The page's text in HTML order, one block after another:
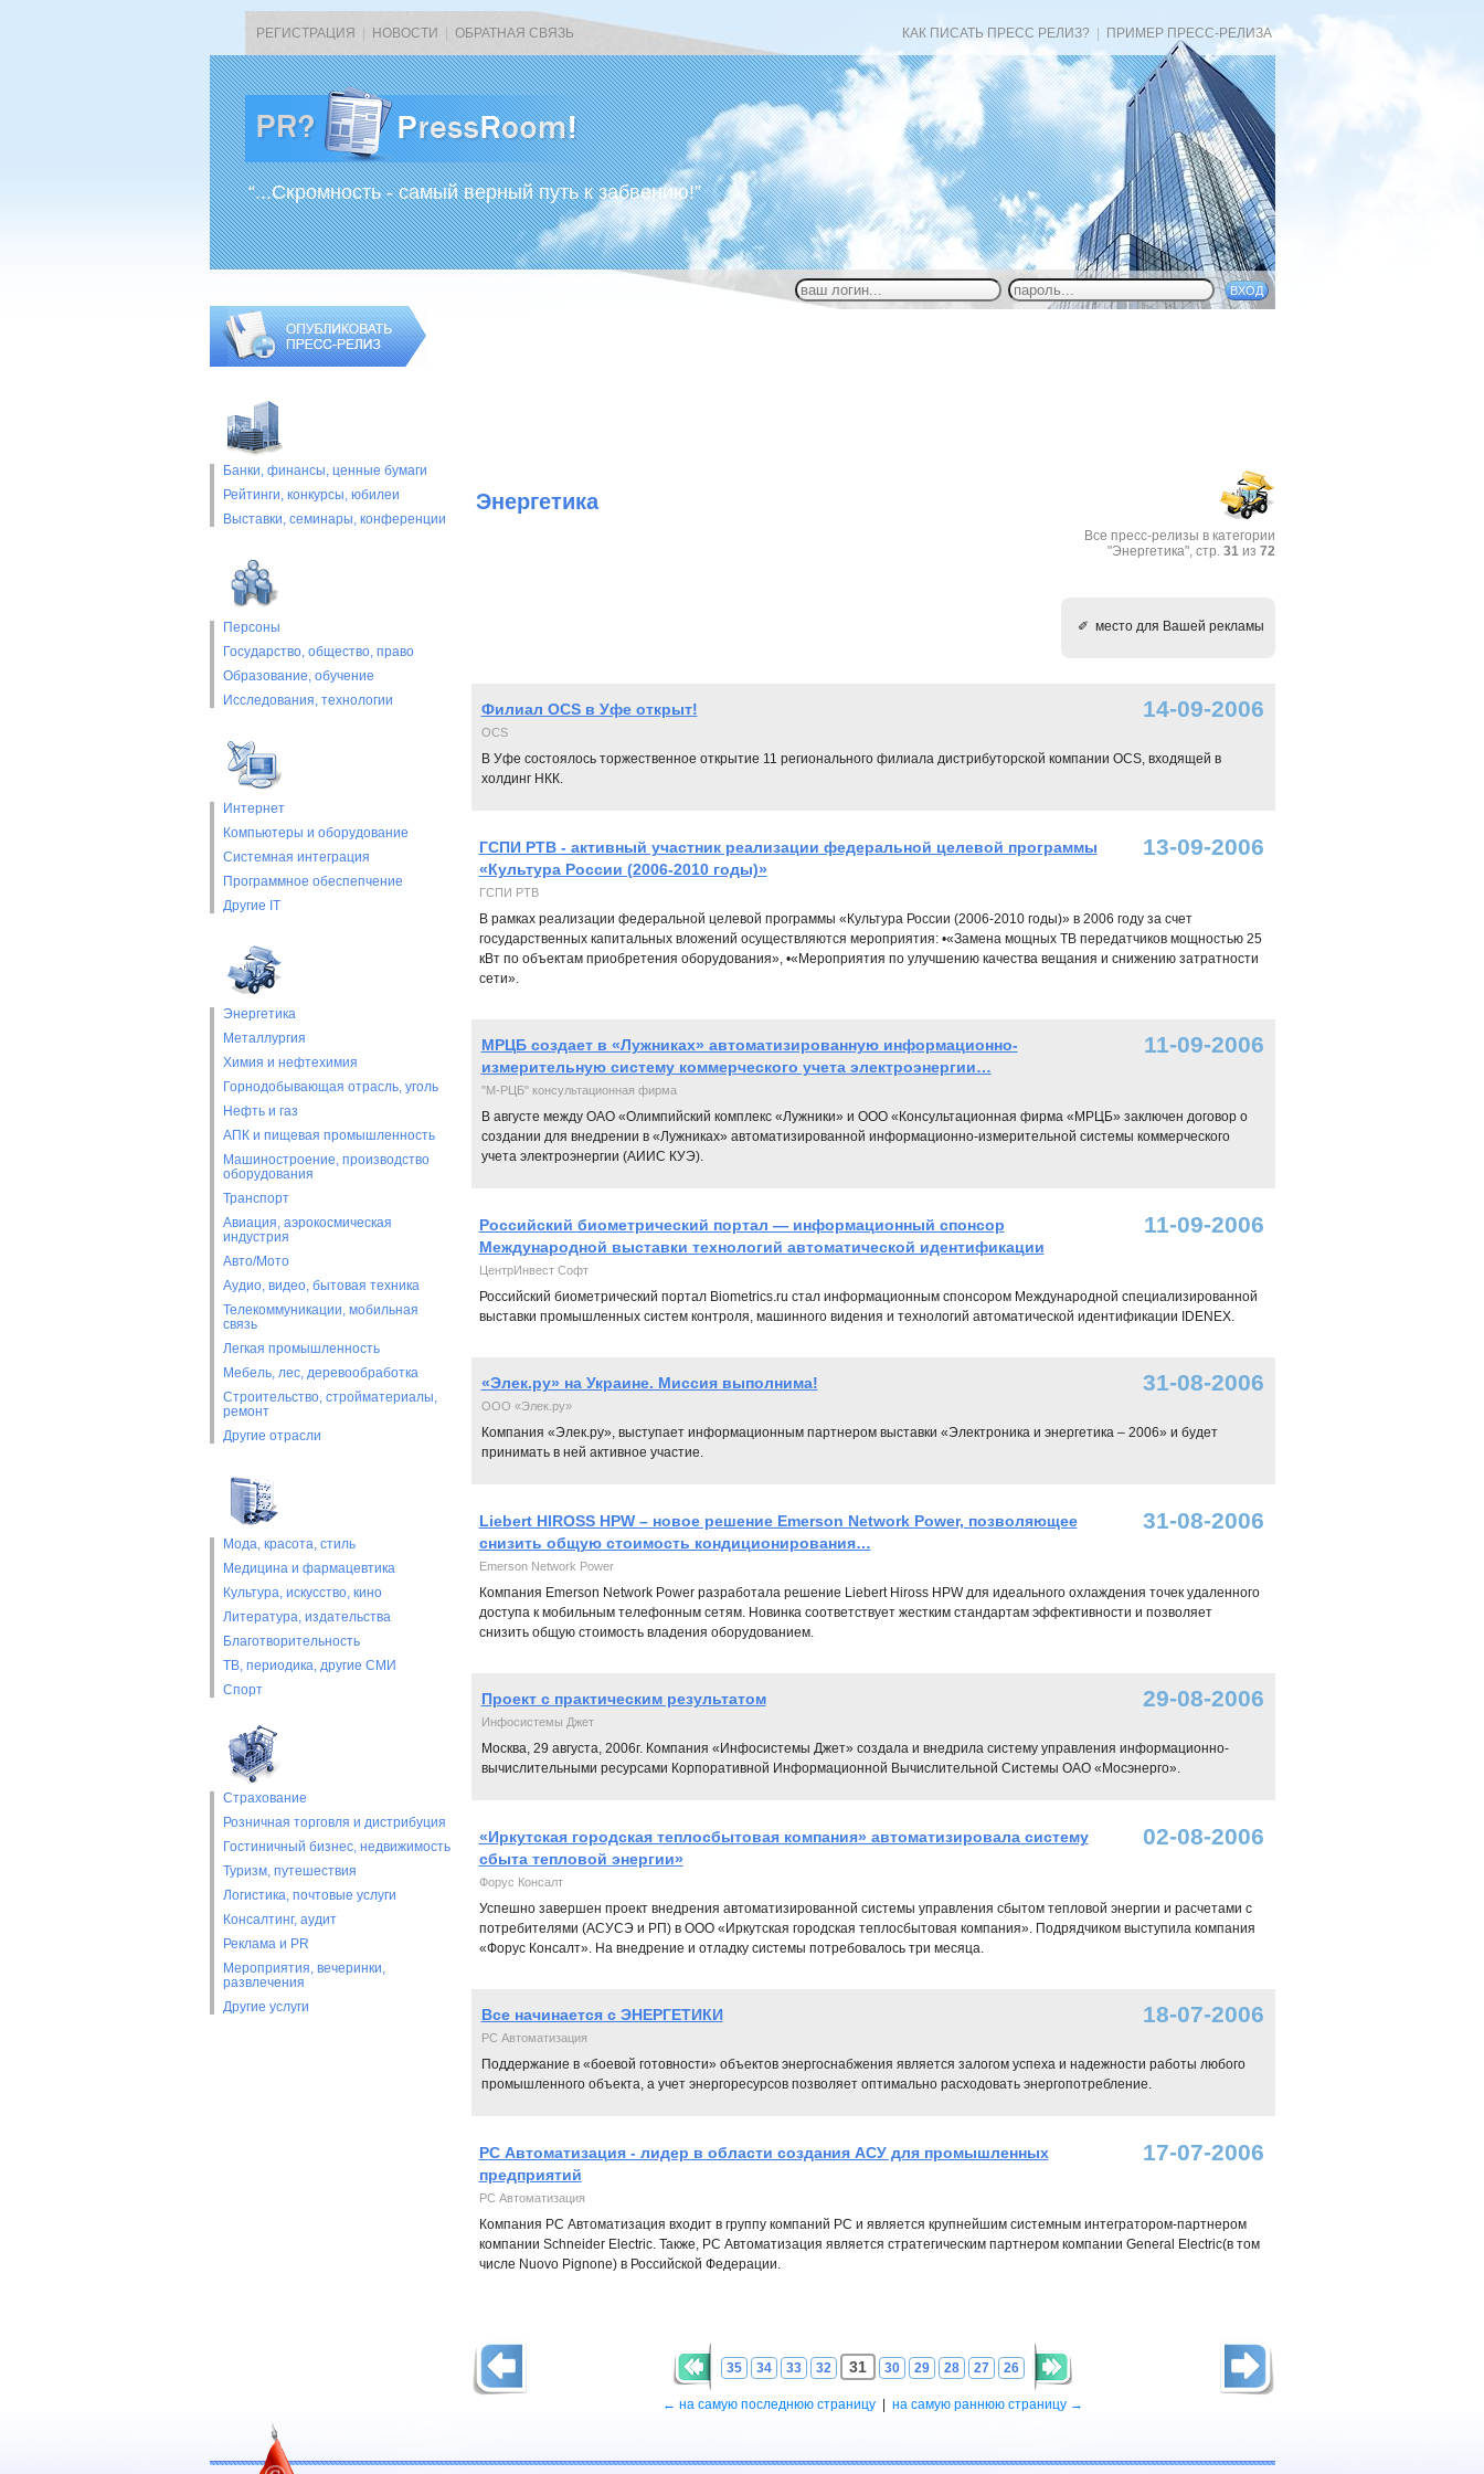
РЕГИСТРАЦИЯ НОВОСТИ ОБРАТНАЯ СВЯЗЬ КАК ПИСАТЬ ПРЕСС РЕЛИЗ? ПРИМЕР ПРЕСС-РЕЛИЗА
“...Скромность - самый верный путь к забвению!”
Банки, финансы, ценные бумаги
Рейтинги, конкурсы, юбилеи
Выставки, cеминары, конференции
Персоны
Государство, общество, право
Образование, обучение
Исследования, технологии
Интернет
Компьютеры и оборудование
Системная интеграция
Программное обеспепчение
Другие IT
Энергетика
Металлургия
Химия и нефтехимия
Горнодобывающая отрасль, уголь
Нефть и газ
АПК и пищевая промышленность
Машиностроение, производство
оборудования
Транспорт
Авиация, аэрокосмическая
индустрия
Авто/Мото
Аудио, видео, бытовая техника
Телекоммуникации, мобильная
связь
Легкая промышленность
Мебель, лес, деревообработка
Строительство, стройматериалы,
ремонт
Другие отрасли
Мода, красота, стиль
Медицина и фармацевтика
Культура, искусство, кино
Литература, издательства
Благотворительность
ТВ, периодика, другие СМИ
Спорт
Страхование
Розничная торговля и дистрибуция
Гостиничный бизнес, недвижимость
Туризм, путешествия
Логистика, почтовые услуги
Консалтинг, аудит
Реклама и PR
Мероприятия, вечеринки,
развлечения
Другие услуги
Энергетика
Все пресс-релизы в категории
"Энергетика", стр. 31из 72
✐ место для Вашей рекламы
Филиал OCS в Уфе открыт! 14-09-2006
OCS
В Уфе состоялось торжественное открытие 11 регионального филиала дистрибуторской компании OCS, входящей в
холдинг НКК.
ГСПИ РТВ - активный участник реализации федеральной целевой программы
«Культура России (2006-2010 годы)»
13-09-2006
ГСПИ РТВ
В рамках реализации федеральной целевой программы «Культура России (2006-2010 годы)» в 2006 году за счет
государственных капитальных вложений осуществляются мероприятия: •«Замена мощных ТВ передатчиков мощностью 25
кВт по объектам приобретения оборудования», •«Мероприятия по улучшению качества вещания и снижению затратности
сети».
МРЦБ создает в «Лужниках» автоматизированную информационно-
измерительную систему коммерческого учета электроэнергии…
11-09-2006
"М-РЦБ" консультационная фирма
В августе между ОАО «Олимпийский комплекс «Лужники» и ООО «Консультационная фирма «МРЦБ» заключен договор о
создании для внедрении в «Лужниках» автоматизированной информационно-измерительной системы коммерческого
учета электроэнергии (АИИС КУЭ).
Российский биометрический портал — информационный спонсор
Международной выставки технологий автоматической идентификации
11-09-2006
ЦентрИнвест Софт
Российский биометрический портал Biometrics.ru стал информационным спонсором Международной специализированной
выставки промышленных систем контроля, машинного видения и технологий автоматической идентификации IDENEX.
«Элек.ру» на Украине. Миссия выполнима! 31-08-2006
ООО «Элек.ру»
Компания «Элек.ру», выступает информационным партнером выставки «Электроника и энергетика – 2006» и будет
принимать в ней активное участие.
Liebert HIROSS HPW – новое решение Emerson Network Power, позволяющее
снизить общую стоимость кондиционирования…
31-08-2006
Emerson Network Power
Компания Emerson Network Power разработала решение Liebert Hiross HPW для идеального охлаждения точек удаленного
доступа к мобильным телефонным сетям. Новинка соответствует жестким стандартам эффективности и позволяет
снизить общую стоимость владения оборудованием.
Проект с практическим результатом 29-08-2006
Инфосистемы Джет
Москва, 29 августа, 2006г. Компания «Инфосистемы Джет» создала и внедрила систему управления информационно-
вычислительными ресурсами Корпоративной Информационной Вычислительной Системы ОАО «Мосэнерго».
«Иркутская городская теплосбытовая компания» автоматизировала систему
сбыта тепловой энергии»
02-08-2006
Форус Консалт
Успешно завершен проект внедрения автоматизированной системы управления сбытом тепловой энергии и расчетами с
потребителями (АСУСЭ и РП) в ООО «Иркутская городская теплосбытовая компания». Подрядчиком выступила компания
«Форус Консалт». На внедрение и отладку системы потребовалось три месяца.
Все начинается с ЭНЕРГЕТИКИ 18-07-2006
РС Автоматизация
Поддержание в «боевой готовности» объектов энергоснабжения является залогом успеха и надежности работы любого
промышленного объекта, а учет энергоресурсов позволяет оптимально расходовать энергопотребление.
РС Автоматизация - лидер в области создания АСУ для промышленных
предприятий
17-07-2006
РС Автоматизация
Компания РС Автоматизация входит в группу компаний РС и является крупнейшим системным интегратором-партнером
компании Schneider Electric. Также, РС Автоматизация является стратегическим партнером компании General Electric(в том
числе Nuovo Pignone) в Российской Федерации.
35 34 33 32 31 30 29 28 27 26
← на самую последнюю страницу на самую раннюю страницу →